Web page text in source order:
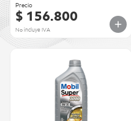
Precio
$ 156.800
No incluye IVA